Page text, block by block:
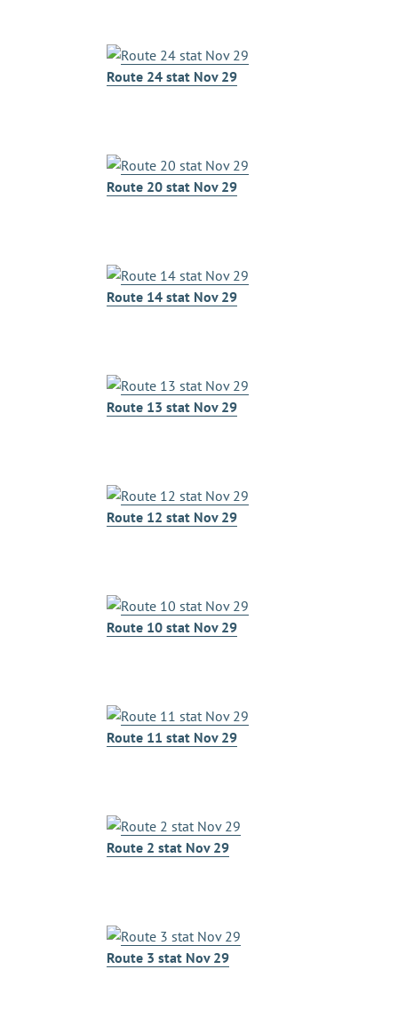
Route 24 stat Nov 29
Route 20 stat Nov 29
Route 14 stat Nov 29
Route 13 stat Nov 29
Route 12 stat Nov 29
Route 10 stat Nov 29
Route 11 stat Nov 29
Route 2 stat Nov 29
Route 3 stat Nov 29